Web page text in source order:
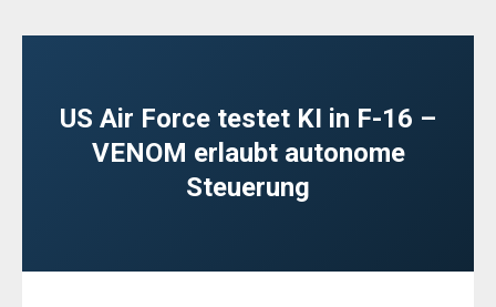
US Air Force testet KI in F-16 –
VENOM erlaubt autonome
Steuerung